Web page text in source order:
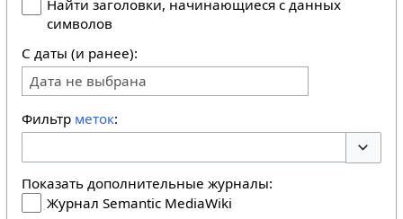
Найти заголовки, начинающиеся с данных
символов
С даты (и ранее):
Дата не выбрана
Фильтр меток:
Показать дополнительные журналы:
Журнал Semantic MediaWiki